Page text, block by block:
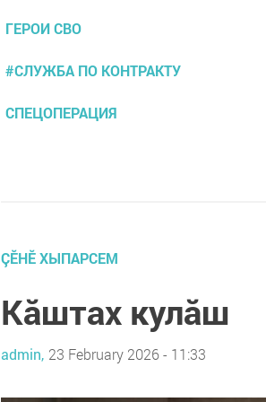
ГЕРОИ СВО
#СЛУЖБА ПО КОНТРАКТУ
СПЕЦОПЕРАЦИЯ
ÇӖНӖ ХЫПАРСЕМ
Кăштах кулăш
admin, 23 February 2026 - 11:33